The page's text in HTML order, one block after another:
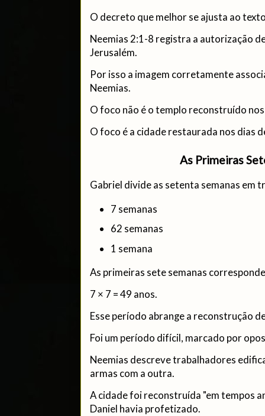
O decreto que melhor se ajusta ao
Neemias 2:1-8 registra a autorização
Jerusalém.
Por isso a imagem corretamente
Neemias.
O foco não é o templo reconstruído
O foco é a cidade restaurada nos dias
As Primeiras
Gabriel divide as setenta semanas em
7 semanas
62 semanas
1 semana
As primeiras sete semanas
7 × 7 = 49 anos.
Esse período abrange a reconstrução
Foi um período difícil, marcado por
Neemias descreve trabalhadores
armas com a outra.
A cidade foi reconstruída "em tempos
Daniel havia profetizado.